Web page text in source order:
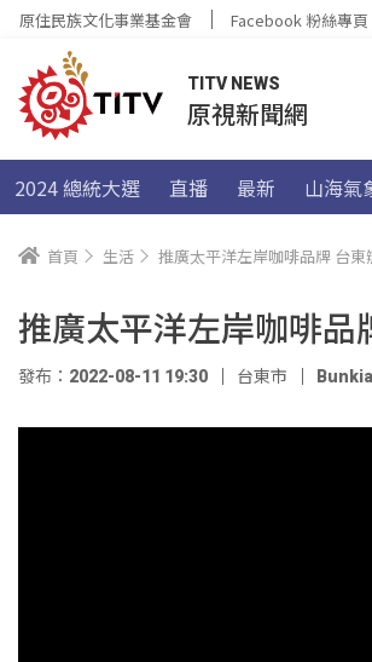
原住民族文化事業基金會 Facebook 粉絲專頁
TITV NEWS
原視新聞網
2024 總統大選 直播 最新 山海氣
首頁 生活 推廣太平洋左岸咖啡品牌 台東
推廣太平洋左岸咖啡
發布：2022-08-11 19:30 台東市